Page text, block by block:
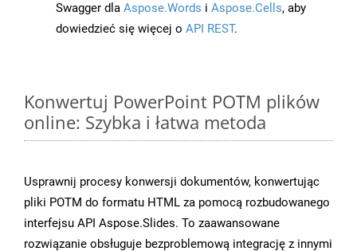
Swagger dla Aspose.Words i Aspose.Cells, aby
dowiedzieć się więcej o API REST.
Konwertuj PowerPoint POTM plików
online: Szybka i łatwa metoda
Usprawnij procesy konwersji dokumentów, konwertując
pliki POTM do formatu HTML za pomocą rozbudowanego
interfejsu API Aspose.Slides. To zaawansowane
rozwiązanie obsługuje bezproblemową integrację z innymi